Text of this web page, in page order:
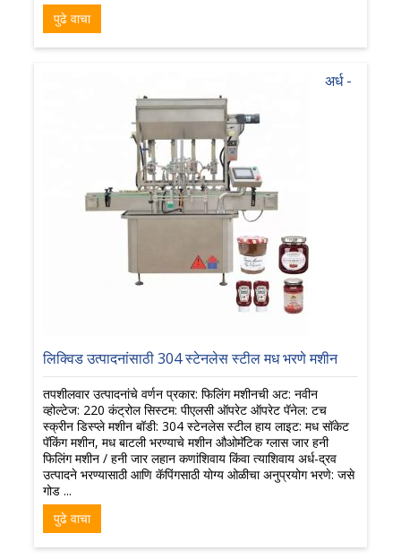
पुढे वाचा
अर्ध -
लिक्विड उत्पादनांसाठी 304 स्टेनलेस स्टील मध भरणे मशीन
तपशीलवार उत्पादनांचे वर्णन प्रकार: फिलिंग मशीनची अट: नवीन
व्होल्टेज: 220 कंट्रोल सिस्टम: पीएलसी ऑपरेट ऑपरेट पॅनेल: टच
स्क्रीन डिस्प्ले मशीन बॉडी: 304 स्टेनलेस स्टील हाय लाइट: मध सॉकेट
पॅकिंग मशीन, मध बाटली भरण्याचे मशीन औओमॅटिक ग्लास जार हनी
फिलिंग मशीन / हनी जार लहान कणांशिवाय किंवा त्याशिवाय अर्ध-द्रव
उत्पादने भरण्यासाठी आणि कॅपिंगसाठी योग्य ओळीचा अनुप्रयोग भरणे: जसे
गोड ...
पुढे वाचा